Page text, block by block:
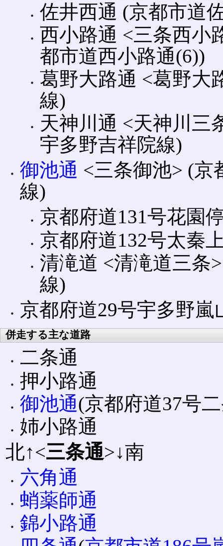
佐井西通 (京都市道
西小路通 <三条西小
都市道西小路通(6))
葛野大路通 <葛野大
線)
天神川通 <天神川三
宇多野吉祥院線)
御池通 <三条御池> (京
線)
京都府道131号花園
京都府道132号太秦
清滝道 <清滝道三条
線)
京都府道29号宇多野嵐
併走する主な道路
二条通
押小路通
御池通(京都府道37号
姉小路通
北↑<三条通>↓南
六角通
蛸薬師通
錦小路通